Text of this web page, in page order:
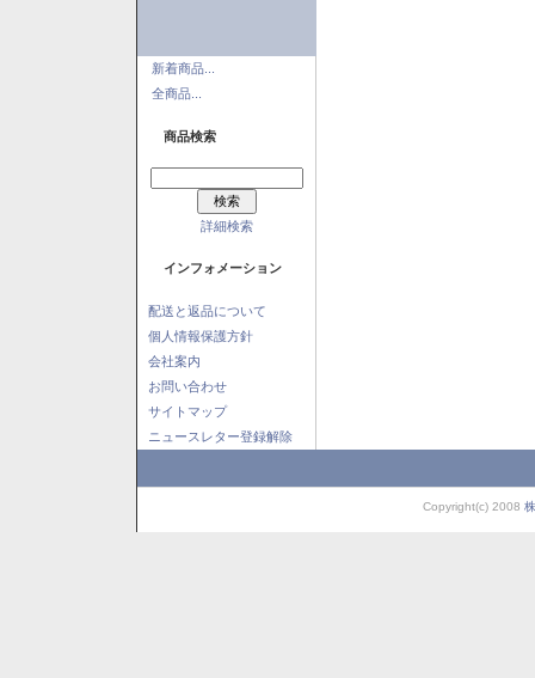
新着商品...
全商品...
商品検索
詳細検索
インフォメーション
配送と返品について
個人情報保護方針
会社案内
お問い合わせ
サイトマップ
ニュースレター登録解除
Copyright(c) 2008